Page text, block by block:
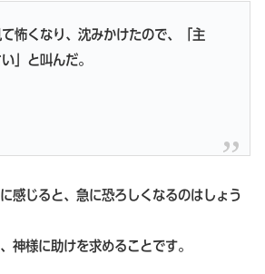
怖くなり、沈みかけたので、「主
」と叫んだ。
感じると、急に恐ろしくなるのはしょう
神様に助けを求めることです。